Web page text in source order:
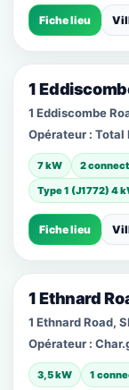
Fiche lieu
1
1 Eddiscombe
Opérateur : Total
7 kW
2
Type 1 (J1772) 4
Fiche lieu
1 Ethnard
1 Ethnard Road,
Opérateur :
3,5 kW 1